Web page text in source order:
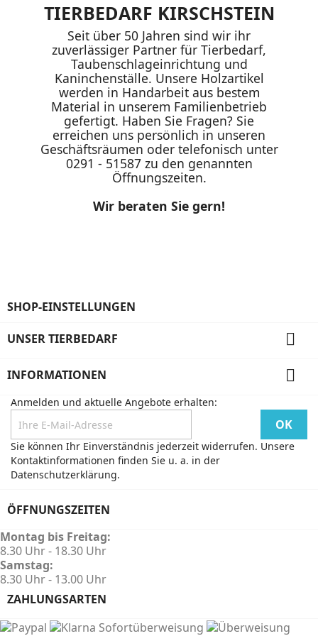
TIERBEDARF KIRSCHSTEIN
Seit über 50 Jahren sind wir ihr
zuverlässiger Partner für Tierbedarf,
Taubenschlageinrichtung und
Kaninchenställe. Unsere Holzartikel
werden in Handarbeit aus bestem
Material in unserem Familienbetrieb
gefertigt. Haben Sie Fragen? Sie
erreichen uns persönlich in unseren
Geschäftsräumen oder telefonisch unter
0291 - 51587 zu den genannten
Öffnungszeiten.
Wir beraten Sie gern!
SHOP-EINSTELLUNGEN
UNSER TIERBEDARF 
INFORMATIONEN 
Anmelden und aktuelle Angebote erhalten:
Sie können Ihr Einverständnis jederzeit widerrufen. Unsere
Kontaktinformationen finden Sie u. a. in der
Datenschutzerklärung.
ÖFFNUNGSZEITEN
Montag bis Freitag:
8.30 Uhr - 18.30 Uhr
Samstag:
8.30 Uhr - 13.00 Uhr
ZAHLUNGSARTEN